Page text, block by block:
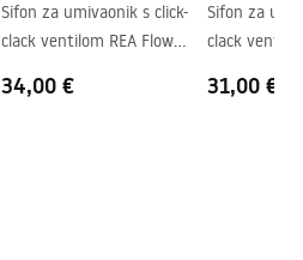
NE
Sifon za umivaonik s click-
clack ventilom REA Flow
34,00 €
Sifon za
clack
31,00 €